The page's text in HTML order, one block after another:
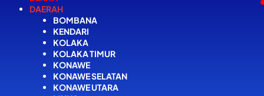
DAERAH
BOMBANA
KENDARI
KOLAKA
KOLAKA TIMUR
KONAWE
KONAWE SELATAN
KONAWE UTARA